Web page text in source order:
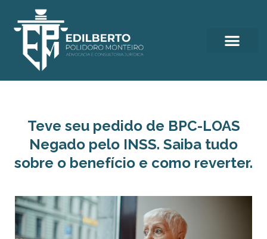
Teve seu pedido de BPC-LOAS
Negado pelo INSS. Saiba tudo
sobre o benefício e como reverter.